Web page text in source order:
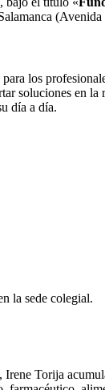
los
soluciones en
día a día.
la sede colegial.
Torija